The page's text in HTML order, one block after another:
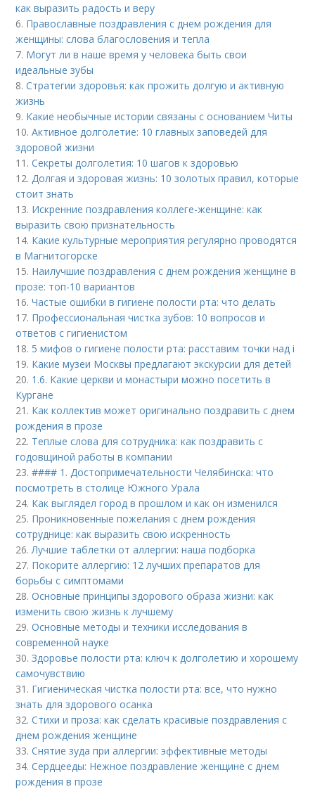
как выразить радость и веру
6. Православные поздравления с днем рождения для
женщины: слова благословения и тепла
7. Могут ли в наше время у человека быть свои
идеальные зубы
8.Стратегии здоровья: как прожить долгую и активную
жизнь
9. Какие необычные истории связаны с основанием Читы
10.Активное долголетие: 10 главных заповедей для
здоровой жизни
11.Секреты долголетия: 10 шагов к здоровью
12. Долгая и здоровая жизнь: 10 золотых правил, которые
стоит знать
13. Искренние поздравления коллеге-женщине: как
выразить свою признательность
14. Какие культурные мероприятия регулярно проводятся
в Магнитогорске
15. Наилучшие поздравления с днем рождения женщине в
прозе: топ-10 вариантов
16.Частые ошибки в гигиене полости рта: что делать
17. Профессиональная чистка зубов: 10 вопросов и
ответов с гигиенистом
18. 5 мифов о гигиене полости рта: расставим точки над i
19. Какие музеи Москвы предлагают экскурсии для детей
20. 1.6. Какие церкви и монастыри можно посетить в
Кургане
21. Как коллектив может оригинально поздравить с днем
рождения в прозе
22. Теплые слова для сотрудника: как поздравить с
годовщиной работы в компании
23.#### 1. Достопримечательности Челябинска: что
посмотреть в столице Южного Урала
24. Как выглядел город в прошлом и как он изменился
25. Проникновенные пожелания с днем рождения
сотруднице: как выразить свою искренность
26. Лучшие таблетки от аллергии: наша подборка
27. Покорите аллергию: 12 лучших препаратов для
борьбы с симптомами
28.Основные принципы здорового образа жизни: как
изменить свою жизнь к лучшему
29.Основные методы и техники исследования в
современной науке
30.Здоровье полости рта: ключ к долголетию и хорошему
самочувствию
31. Гигиеническая чистка полости рта: все, что нужно
знать для здорового осанка
32.Стихи и проза: как сделать красивые поздравления с
днем рождения женщине
33.Снятие зуда при аллергии: эффективные методы
34.Сердцееды: Нежное поздравление женщине с днем
рождения в прозе